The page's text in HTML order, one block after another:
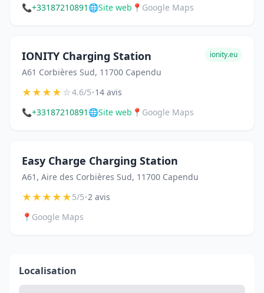
📞+33187210891 🌐Site web 📍 Google Maps
IONITY Charging Station
A61 Corbières Sud, 11700 Capendu
ionity.eu
★★★★☆4.6/5•14 avis
📞+33187210891 🌐Site web 📍 Google Maps
Easy Charge Charging Station
A61, Aire des Corbières Sud, 11700 Capendu
★★★★★5/5•2 avis
📍 Google Maps
Localisation